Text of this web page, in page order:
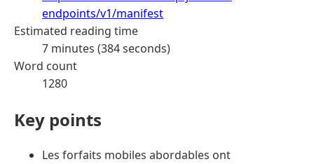
endpoints/v1/manifest
Estimated reading time
7 minutes (384 seconds)
Word count
1280
Key points
Les forfaits mobiles abordables ont